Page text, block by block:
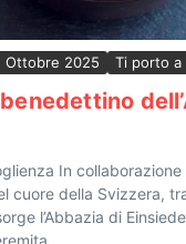
Ottobre 2025 Ti porto a
In collaborazione
cuore della Svizzera,
l’Abbazia di